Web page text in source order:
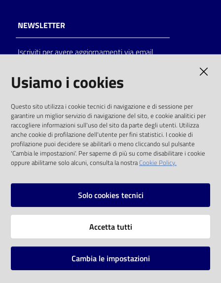
Catalogo
on line
Eventi
Chiedi al
bibliotecario
NEWSLETTER
Iscriviti per avere aggiornamenti via email
solo alle condizioni previste dalla direttiva
comunitaria 2003/98/CE e dal d.lgs. 36/2006
SOCIAL
Instagram
Vai alla pagina
Mappa del sito
Usiamo i cookies
Questo sito utilizza i cookie tecnici di navigazione e di sessione per
garantire un miglior servizio di navigazione del sito, e cookie analitici per
raccogliere informazioni sull'uso del sito da parte degli utenti. Utilizza
anche cookie di profilazione dell'utente per fini statistici. I cookie di
profilazione puoi decidere se abilitarli o meno cliccando sul pulsante
'Cambia le impostazioni'. Per saperne di più su come disabilitare i cookie
oppure abilitarne solo alcuni, consulta la nostraCookie Policy.
Solo cookies tecnici
Accetta tutti
Cambia le impostazioni